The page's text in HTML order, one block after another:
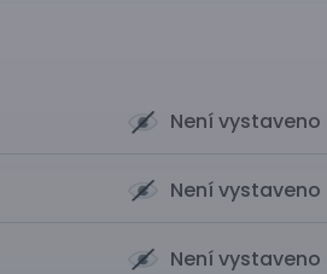
Není vystaveno
Není vystaveno
Není vystaveno